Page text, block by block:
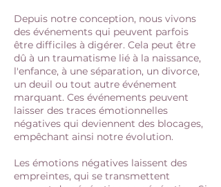
Depuis notre conception, nous vivons
des événements qui peuvent parfois
être difficiles à digérer. Cela peut être
dû à un traumatisme lié à la naissance,
l'enfance, à une séparation, un divorce,
un deuil ou tout autre événement
marquant. Ces événements peuvent
laisser des traces émotionnelles
négatives qui deviennent des blocages,
empêchant ainsi notre évolution.
Les émotions négatives laissent des
empreintes, qui se transmettent